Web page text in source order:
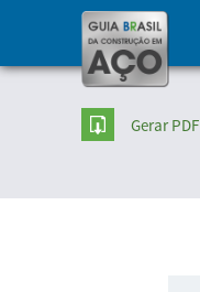
Gerar PDF